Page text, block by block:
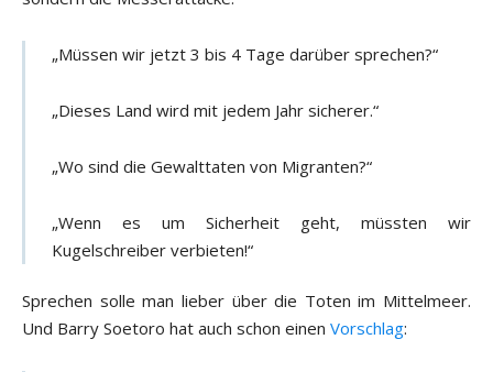
„Müssen wir jetzt 3 bis 4 Tage darüber sprechen?“
„Dieses Land wird mit jedem Jahr sicherer.“
„Wo sind die Gewalttaten von Migranten?“
„Wenn es um Sicherheit geht, müssten wir
Kugelschreiber verbieten!“
Sprechen solle man lieber über die Toten im Mittelmeer.
Und Barry Soetoro hat auch schon einen Vorschlag: